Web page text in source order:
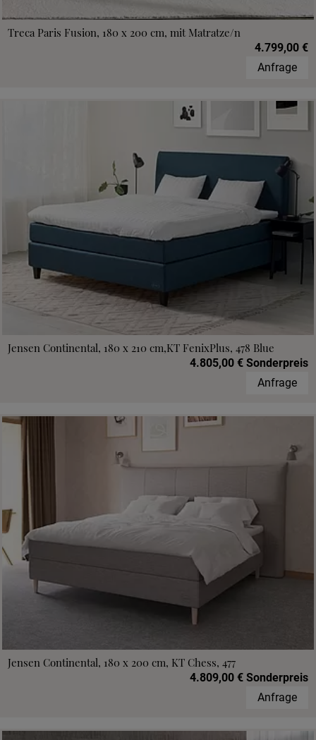
Treca Paris Fusion, 180 x 200 cm, mit Matratze/n
4.799,00 €
Anfrage
Jensen Continental, 180 x 210 cm,KT FenixPlus, 478 Blue
4.805,00 € Sonderpreis
Anfrage
Jensen Continental, 180 x 200 cm, KT Chess, 477
4.809,00 € Sonderpreis
Anfrage